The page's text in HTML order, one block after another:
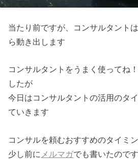
当たり前ですが、コンサルタント
ら動き出します
コンサルタントをうまく使ってね
したが
今日はコンサルタントの活用のタ
ていきます
コンサルを頼むおすすめのタイミ
少し前に メルマガでも書いたので